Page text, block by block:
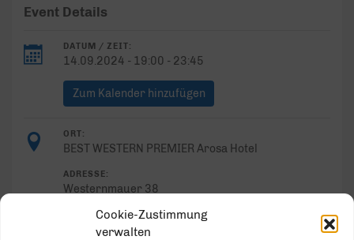
Cookie-Zustimmung
verwalten
Event Details
DATUM / ZEIT:
14.09.2024 - 19:00 - 23:45
Zum Kalender hinzufügen
ORT:
BEST WESTERN PREMIER Arosa Hotel
ADRESSE:
Westernmauer 38